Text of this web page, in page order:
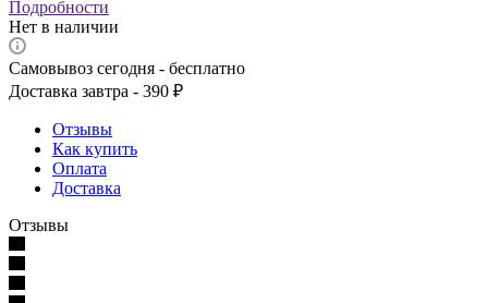
Подробности
Нет в наличии
Самовывоз сегодня - бесплатно
Доставка завтра - 390 ₽
Отзывы
Как купить
Оплата
Доставка
Отзывы